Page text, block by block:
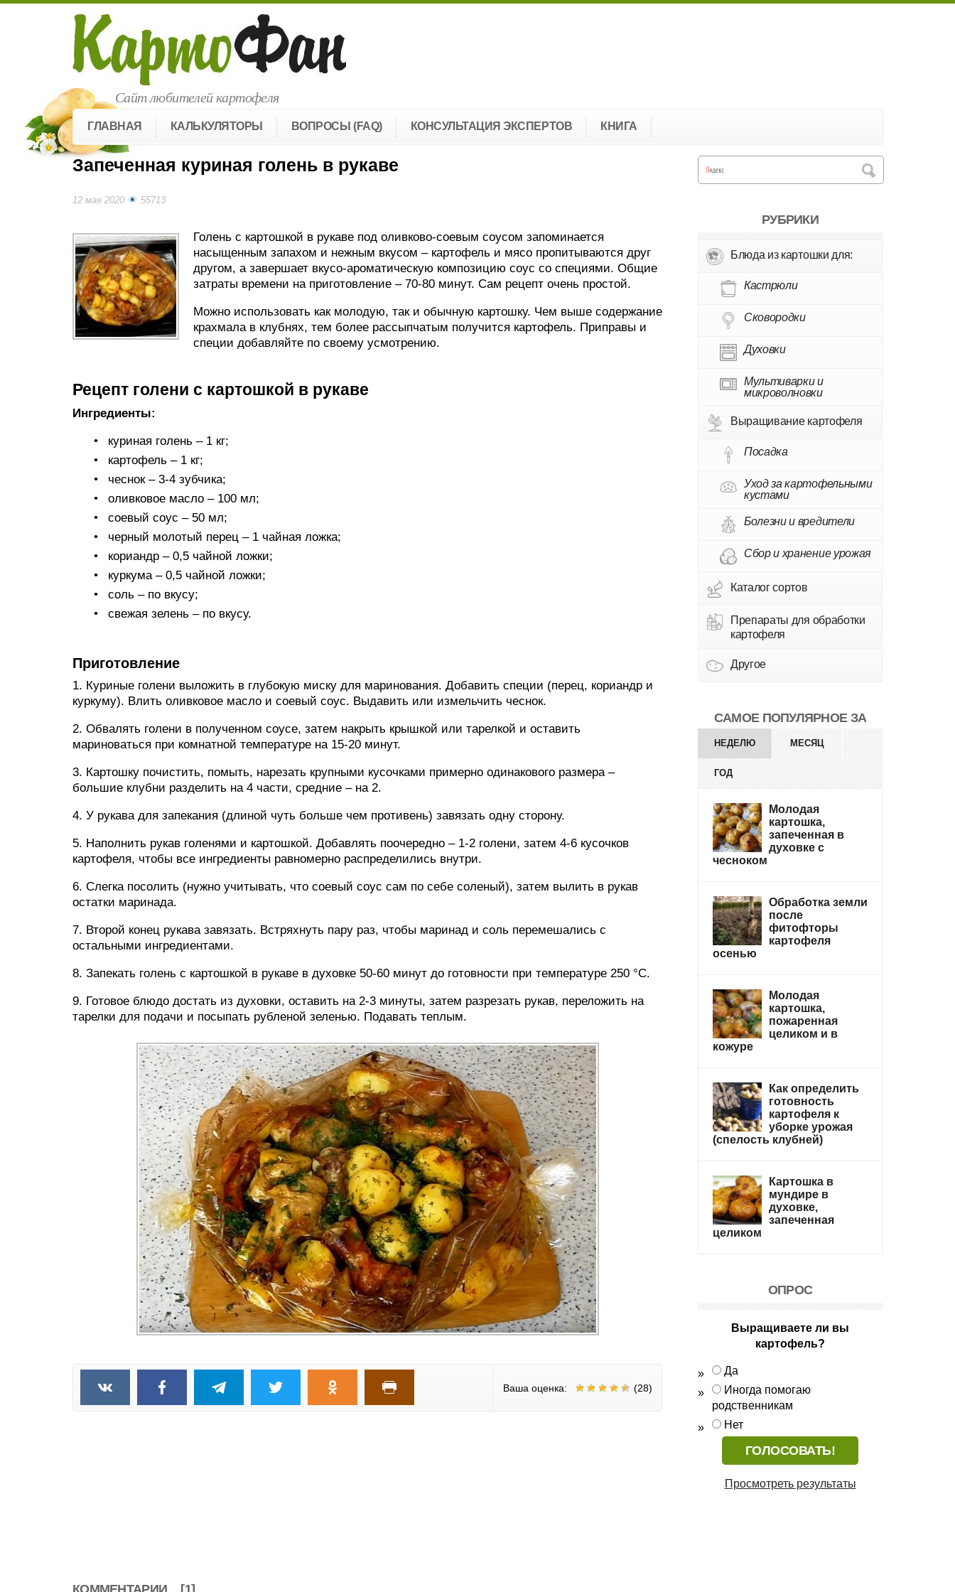
Сайт любителей картофеля
ГЛАВНАЯ КАЛЬКУЛЯТОРЫ ВОПРОСЫ (FAQ) КОНСУЛЬТАЦИЯ ЭКСПЕРТОВ КНИГА
Запеченная куриная голень в рукаве
12 мая 2020 55713
Голень с картошкой в рукаве под оливково-соевым соусом запоминается
насыщенным запахом и нежным вкусом – картофель и мясо пропитываются друг
другом, а завершает вкусо-ароматическую композицию соус со специями. Общие
затраты времени на приготовление – 70-80 минут. Сам рецепт очень простой.
Можно использовать как молодую, так и обычную картошку. Чем выше содержание
крахмала в клубнях, тем более рассыпчатым получится картофель. Приправы и
специи добавляйте по своему усмотрению.
Рецепт голени с картошкой в рукаве
Ингредиенты:
куриная голень – 1 кг;
картофель – 1 кг;
чеснок – 3-4 зубчика;
оливковое масло – 100 мл;
соевый соус – 50 мл;
черный молотый перец – 1 чайная ложка;
кориандр – 0,5 чайной ложки;
куркума – 0,5 чайной ложки;
соль – по вкусу;
свежая зелень – по вкусу.
Приготовление
1. Куриные голени выложить в глубокую миску для маринования. Добавить специи (перец, кориандр и
куркуму). Влить оливковое масло и соевый соус. Выдавить или измельчить чеснок.
2. Обвалять голени в полученном соусе, затем накрыть крышкой или тарелкой и оставить
мариноваться при комнатной температуре на 15-20 минут.
3. Картошку почистить, помыть, нарезать крупными кусочками примерно одинакового размера –
большие клубни разделить на 4 части, средние – на 2.
4. У рукава для запекания (длиной чуть больше чем противень) завязать одну сторону.
5. Наполнить рукав голенями и картошкой. Добавлять поочередно – 1-2 голени, затем 4-6 кусочков
картофеля, чтобы все ингредиенты равномерно распределились внутри.
6. Слегка посолить (нужно учитывать, что соевый соус сам по себе соленый), затем вылить в рукав
остатки маринада.
7. Второй конец рукава завязать. Встряхнуть пару раз, чтобы маринад и соль перемешались с
остальными ингредиентами.
8. Запекать голень с картошкой в рукаве в духовке 50-60 минут до готовности при температуре 250 °C.
9. Готовое блюдо достать из духовки, оставить на 2-3 минуты, затем разрезать рукав, переложить на
тарелки для подачи и посыпать рубленой зеленью. Подавать теплым.
Ваша оценка: (28)
РУБРИКИ
Блюда из картошки для:
Кастрюли
Сковородки
Духовки
Мультиварки и
микроволновки
Выращивание картофеля
Посадка
Уход за картофельными
кустами
Болезни и вредители
Сбор и хранение урожая
Каталог сортов
Препараты для обработки
картофеля
Другое
САМОЕ ПОПУЛЯРНОЕ ЗА
НЕДЕЛЮ МЕСЯЦ
ГОД
Молодая
картошка,
запеченная в
духовке с
чесноком
Обработка земли
после
фитофторы
картофеля
осенью
Молодая
картошка,
пожаренная
целиком и в
кожуре
Как определить
готовность
картофеля к
уборке урожая
(спелость клубней)
Картошка в
мундире в
духовке,
запеченная
целиком
ОПРОС
Выращиваете ли вы
картофель?
Да
Иногда помогаю
родственникам
Нет
Просмотреть результаты